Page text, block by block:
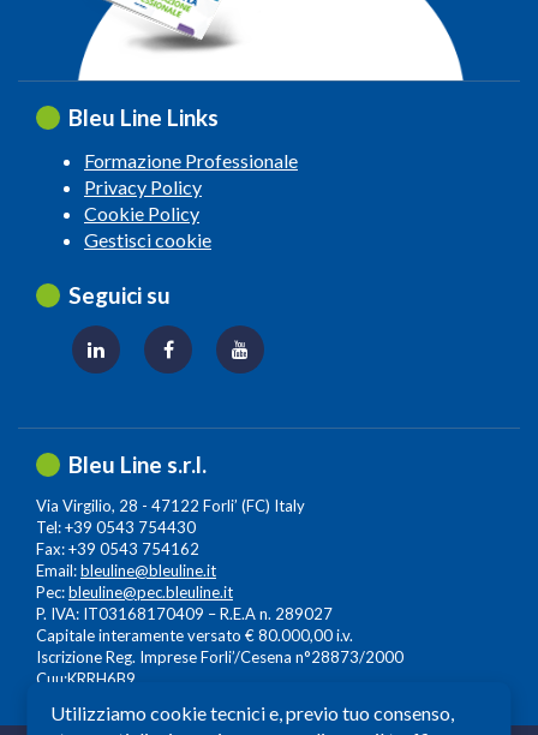
Bleu Line Links
Formazione Professionale
Privacy Policy
Cookie Policy
Gestisci cookie
Seguici su
Bleu Line s.r.l.
Via Virgilio, 28 - 47122 Forli’ (FC) Italy
Tel: +39 0543 754430
Fax: +39 0543 754162
Email:bleuline@bleuline.it
Pec:bleuline@pec.bleuline.it
P. IVA: IT03168170409 – R.E.A n. 289027
Capitale interamente versato € 80.000,00 i.v.
Iscrizione Reg. Imprese Forli’/Cesena n°28873/2000
Cuu:KRRH6B9
Utilizziamo cookie tecnici e, previo tuo consenso,